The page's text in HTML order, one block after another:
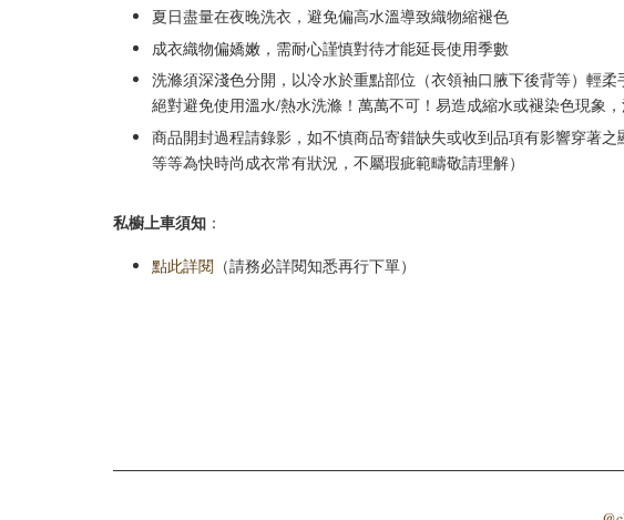
夏日盡量在夜晚洗衣，避免偏高水溫導致織物縮褪色
成衣織物偏嬌嫩，需耐心謹慎對待才能延長使用季數
洗滌須深淺色分開，以冷水於重點部位（衣領袖口腋下後背等）輕
絕對避免使用溫水/熱水洗滌！萬萬不可！易造成縮水或褪染色現象
商品開封過程請錄影，如不慎商品寄錯缺失或收到品項有影響穿著
等等為快時尚成衣常有狀況，不屬瑕疵範疇敬請理解）
私櫥上車須知 ：
點此詳閱 （請務必詳閱知悉再行下單）